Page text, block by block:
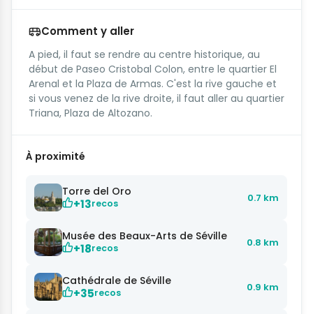
Comment y aller
A pied, il faut se rendre au centre historique, au
début de Paseo Cristobal Colon, entre le quartier El
Arenal et la Plaza de Armas. C'est la rive gauche et
si vous venez de la rive droite, il faut aller au quartier
Triana, Plaza de Altozano.
À proximité
Torre del Oro
+13recos 0.7 km
Musée des Beaux-Arts de Séville
+18recos 0.8 km
Cathédrale de Séville
+35recos 0.9 km